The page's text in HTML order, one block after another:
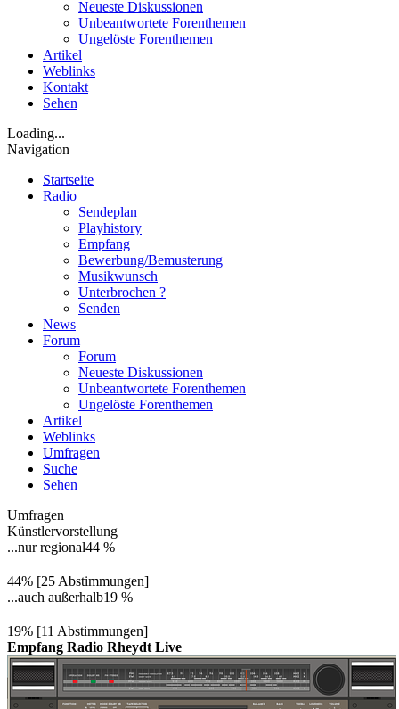
Neueste Diskussionen
Unbeantwortete Forenthemen
Ungelöste Forenthemen
Artikel
Weblinks
Kontakt
Sehen
Loading...
Navigation
Startseite
Radio
Sendeplan
Playhistory
Empfang
Bewerbung/Bemusterung
Musikwunsch
Unterbrochen ?
Senden
News
Forum
Forum
Neueste Diskussionen
Unbeantwortete Forenthemen
Ungelöste Forenthemen
Artikel
Weblinks
Umfragen
Suche
Sehen
Umfragen
Künstlervorstellung
...nur regional44 %
44% [25 Abstimmungen]
...auch außerhalb19 %
19% [11 Abstimmungen]
Empfang Radio Rheydt Live